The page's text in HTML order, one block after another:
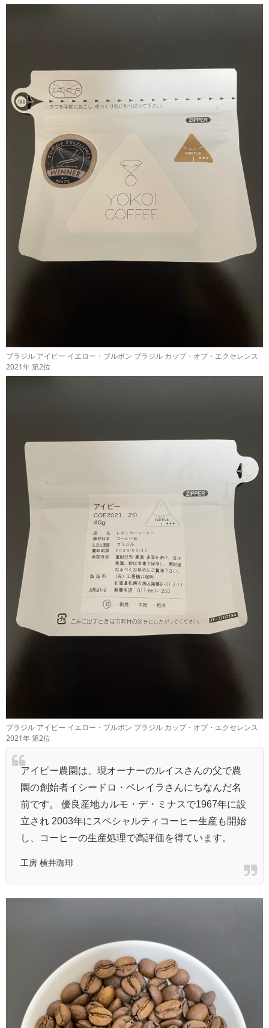
ブラジル アイピー イエロー・ブルボン ブラジル カップ・オブ・エクセレンス
2021年 第2位
ブラジル アイピー イエロー・ブルボン ブラジル カップ・オブ・エクセレンス
2021年 第2位
アイピー農園は、現オーナーのルイスさんの父で農
園の創始者イシードロ・ペレイラさんにちなんだ名
前です。 優良産地カルモ・デ・ミナスで1967年に設
立され 2003年にスペシャルティコーヒー生産も開始
し、コーヒーの生産処理で高評価を得ています。
工房 横井珈琲